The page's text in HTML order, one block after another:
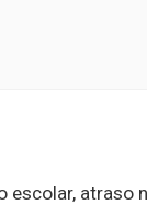
atraso